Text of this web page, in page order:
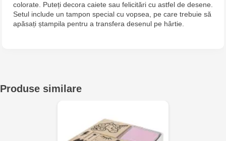
Crafti Buiucani - str. Alba Iulia, 77/18
Crafti Ciocana - str. Alecu Russo, 61/6
Multistore Centru - bd. Cantemir, 6
colorate. Puteți decora caiete sau felicitări cu astfel de desene.
Setul include un tampon special cu vopsea, pe care trebuie să
apăsați ștampila pentru a transfera desenul pe hârtie.
Produse similare